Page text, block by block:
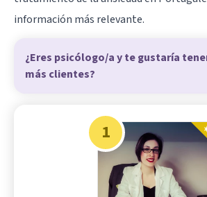
información más relevante.
¿Eres psicólogo/a y te gustaría
más clientes?
1